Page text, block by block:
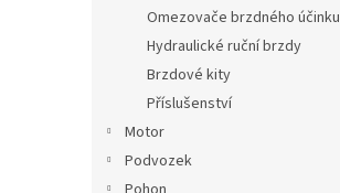
Omezovače brzdného účinku
Hydraulické ruční brzdy
Brzdové kity
Příslušenství
Motor
Podvozek